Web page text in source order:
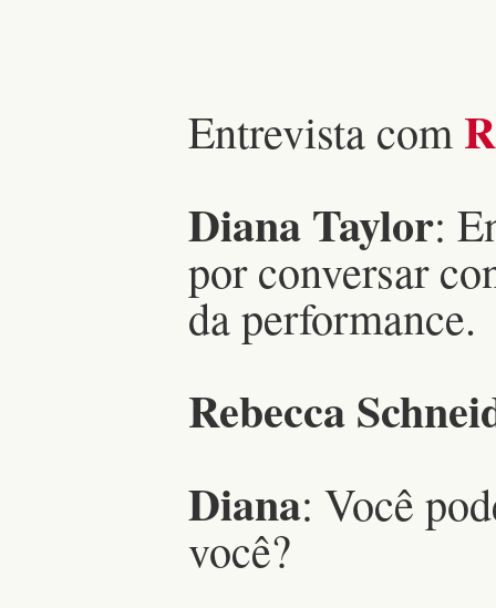
Entrevista com
Diana Taylor:
por conversar
da performance.
Rebecca
Diana: Você
você?